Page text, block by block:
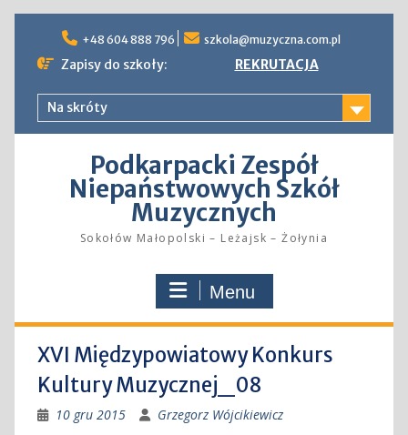
content
+48 604 888 796 szkola@muzyczna.com.pl
Zapisy do szkoły: REKRUTACJA
Na skróty
Podkarpacki Zespół
Niepaństwowych Szkół
Muzycznych
Sokołów Małopolski – Leżajsk – Żołynia
Menu
XVI Międzypowiatowy Konkurs
Kultury Muzycznej_08
10 gru 2015 Grzegorz Wójcikiewicz